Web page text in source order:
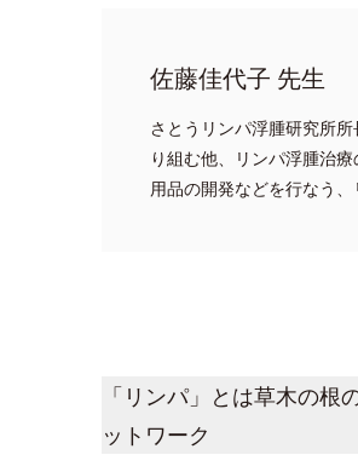
佐藤佳代子 先生
さとうリンパ浮腫研究所
り組む他、リンパ浮腫治
用品の開発などを行なう、
「リンパ」とは草木の
ットワーク